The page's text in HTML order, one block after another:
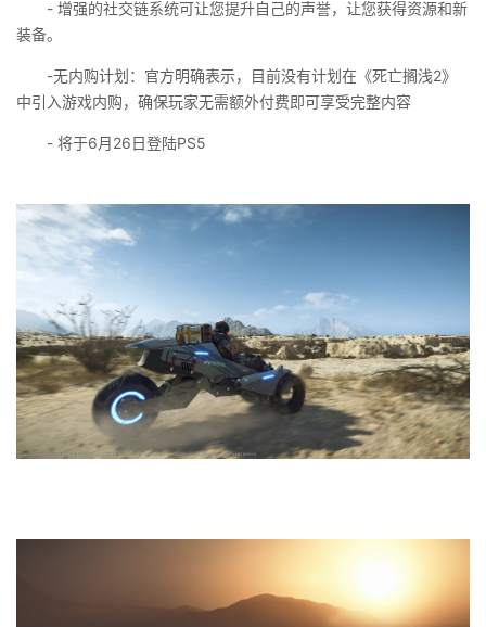
- 增强的社交链系统可让您提升自己的声誉，让您获得资源和新
装备。
-无内购计划：官方明确表示，目前没有计划在《死亡搁浅2》
中引入游戏内购，确保玩家无需额外付费即可享受完整内容
- 将于6月26日登陆PS5